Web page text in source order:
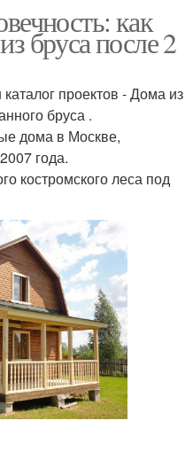
как
бруса после 2
проектов - Дома из
бруса .
дома в Москве,
года.
костромского леса под